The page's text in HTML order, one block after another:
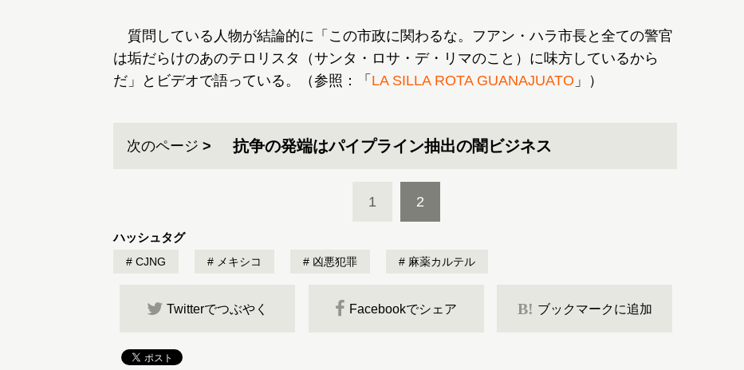
質問している人物が結論的に「この市政に関わるな。フアン・ハラ市長と全ての警官
は垢だらけのあのテロリスタ（サンタ・ロサ・デ・リマのこと）に味方しているから
だ」とビデオで語っている。（参照：「 LA SILLA ROTA GUANAJUATO 」）
次のページ 抗争の発端はパイプライン抽出の闇ビジネス
1 2
ハッシュタグ
CJNG メキシコ 凶悪犯罪 麻薬カルテル
Twitterでつぶやく Facebookでシェア B! ブックマークに追加